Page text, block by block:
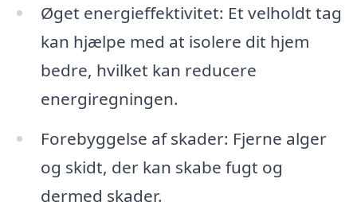
Øget energieffektivitet: Et velholdt tag
kan hjælpe med at isolere dit hjem
bedre, hvilket kan reducere
energiregningen.
Forebyggelse af skader: Fjerne alger
og skidt, der kan skabe fugt og
dermed skader.